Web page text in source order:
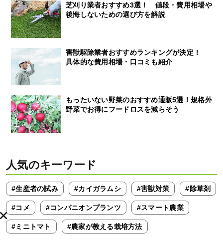
芝刈り業者おすすめ3選！ 値段・費用相場や
後悔しないための選び方を解説
害獣駆除業者おすすめランキングが決定！
具体的な費用相場・口コミも紹介
もったいない野菜のおすすめ通販5選！規格外
野菜でお得にフードロスを減らそう
人気のキーワード
#生産者の試み #カイガラムシ #害獣対策 #除草剤
#コメ #コンパニオンプランツ #スマート農業
#ミニトマト #農家が教える栽培方法